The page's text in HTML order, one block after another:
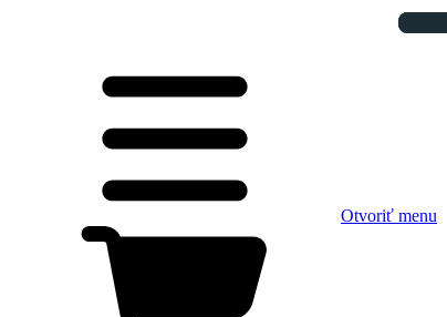
Otvoriť menu